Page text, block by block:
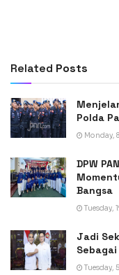
Related Posts
Polda
Monday,
DPW
Bangsa
Tuesday,
Jadi
Tuesday,